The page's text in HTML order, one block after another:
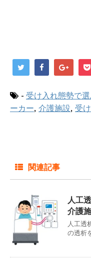
- 受け入れ態勢で
ーカー, 介護施設, 受
関連記事
人工
介護
人工透
の透析